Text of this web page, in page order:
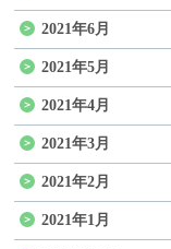
2021年6月
2021年5月
2021年4月
2021年3月
2021年2月
2021年1月